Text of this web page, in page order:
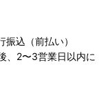
込（前払い）
、2〜3営業日以内に